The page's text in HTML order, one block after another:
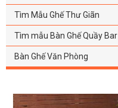
Tìm Mẫu Ghế Thư Giãn
Tìm mẫu Bàn Ghế Quầy Bar
Bàn Ghế Văn Phòng